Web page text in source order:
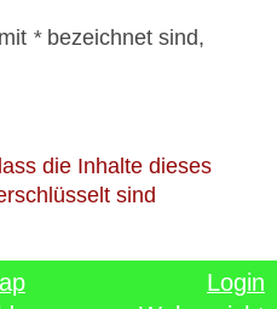
*bezeichnet sind,
die Inhalte dieses
sind
Login